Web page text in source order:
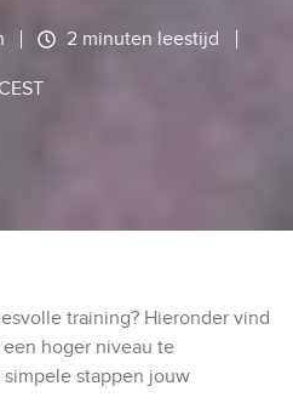
2 minuten leestijd
training? Hieronder vind
hoger niveau te
stappen jouw